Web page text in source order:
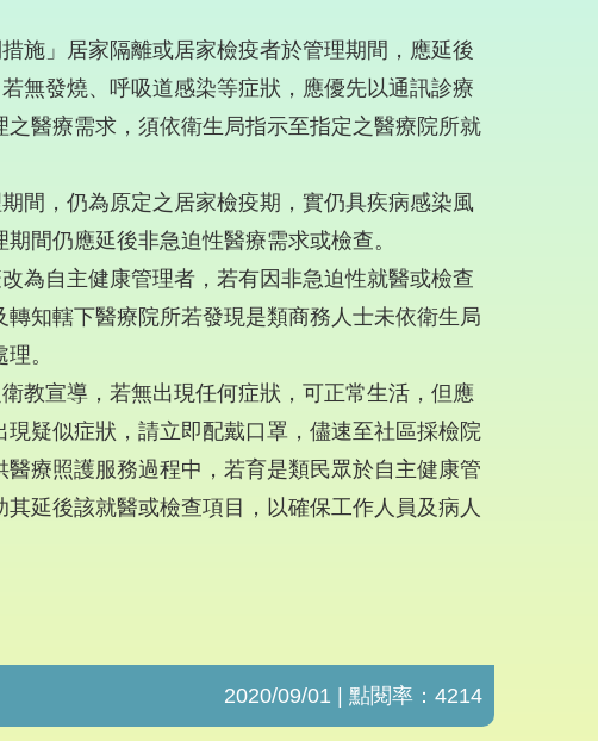
施」居家隔離或居家檢疫者於管理期間，應延後
無發燒、呼吸道感染等症狀，應優先以通訊診療
醫療需求，須依衛生局指示至指定之醫療院所就
間，仍為原定之居家檢疫期，實仍具疾病感染風
間仍應延後非急迫性醫療需求或檢查。
為自主健康管理者，若有因非急迫性就醫或檢查
知轄下醫療院所若發現是類商務人士未依衛生局
。
教宣導，若無出現任何症狀，可正常生活，但應
疑似症狀，請立即配戴口罩，儘速至社區採檢院
療照護服務過程中，若育是類民眾於自主健康管
延後該就醫或檢查項目，以確保工作人員及病人
2020/09/01 | 點閱率：4214